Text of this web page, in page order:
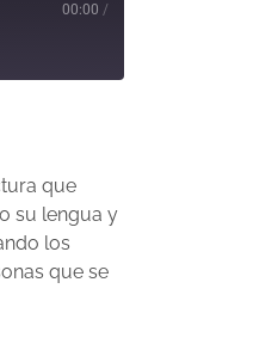
00:00 /
que
su lengua y
los
que se